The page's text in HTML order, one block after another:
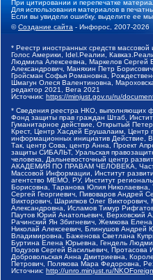
При цитировании и перепечатке
Для использования материалов в
Если вы увидели ошибку, выделите ее
©Создание сайта - Инфорос, 2007-2026
* Реестр иностранных средств
Голос Америки, Idel.Реалии,
Людмила Алексеевна, Маркелов Сергей
Александрович, Маняхин Петр
Гройсман Софья Романовна,
Шмагун Олеся Валентиновна,
редактор 2021, Вега 2021
Источник: https://minjust.gov.ru/ru/
* Сведения реестра НКО, выполняющих
Фонд защиты прав граждан Штаб,
Гуманитарное действие, Открытый
Крест, Центр Хасдей Ерушалаим, Центр
информационных инициатив Действие,
Так, центр Сова, центр Анна, Проект
защиты СИБАЛЬТ, Уральская
человека, Дальневосточный центр
АКАДЕМИЯ ПО ПРАВАМ ЧЕЛОВЕКА,
Массовой Информации, Институт
агентство МЕМО. РУ, Институт
Борисовна, Таранова Юлия Николаевна,
Сергей Георгиевич, Пивоваров Андрей
Викторович, Шарипков Олег
Александровна, Исламов Тимур
Паутов Юрий Анатольевич, Верховский
Рачинский Ян Збигневич, Жемкова
Николай Алексеевич, Блинушов Андрей
Владимировна, Баженова Светлана
Буртина Елена Юрьевна, Гендель
Подузов Сергей Васильевич,
Добровольская Анна Дмитриевна,
Петрович, Полякова Мара Федоровна,
Источник: http://unro.minjust.ru/